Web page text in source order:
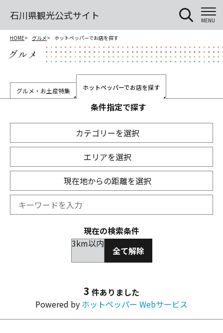
石川県観光公式サイト MENU
HOME グルメ ホットペッパーでお店を探す
グルメ
グルメ・お土産特集 ホットペッパーでお店を探す
条件指定で探す
カテゴリーを選択
エリアを選択
現在地からの距離を選択
現在の検索条件
3km以内
全て解除
3 件ありました
Powered by ホットペッパー Webサービス